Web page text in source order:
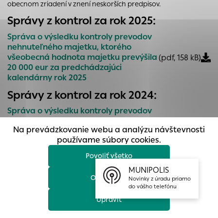
obecnom zriadení v znení neskorších predpisov.
Správy z kontrol za rok 2025:
Správa o výsledku kontroly prevodov
nehnuteľného majetku, ktorého
všeobecná hodnota majetku prevýšila
20 000 eur za predchádzajúci
kalendárny rok 2025
(pdf, 158 kB)
Správy z kontrol za rok 2024:
Správa o výsledku kontroly prevodov
všeobecná hodnota majetku prevýšila
20 000 Eur za predchádzajúci
kalendárny rok 2024
(pdf, 171 kB)
Správy z kontrol za rok 2023:
Správa o výsledku kontroly prevodov
všeobecná hodnota majetku prevýšila
Na prevádzkovanie webu a analýzu návštevnosti
používame súbory cookies.
Povoliť všetko
Odmietnuť
Upraviť
prístup k zabezpečeným oblastiam webovej stránky. Bez
týchto súborov cookie nemôže web správne fungovať.
Analytické cookies
Analytické cookies pomáhajú prevádzkovateľovi stránok
pochopiť, ako návštevníci stránok stránku používajú, aby
mohol stránky optimalizovať a ponúknuť im lepšiu
skúsenosť. Všetky dáta sa zbierajú anonymne a nie je
možné ich spojiť s konkrétnou osobou.
Povoliť všetko
Uložiť nastavenia
Viac informácií
MUNIPOLIS
Novinky z úradu priamo
do vášho telefónu